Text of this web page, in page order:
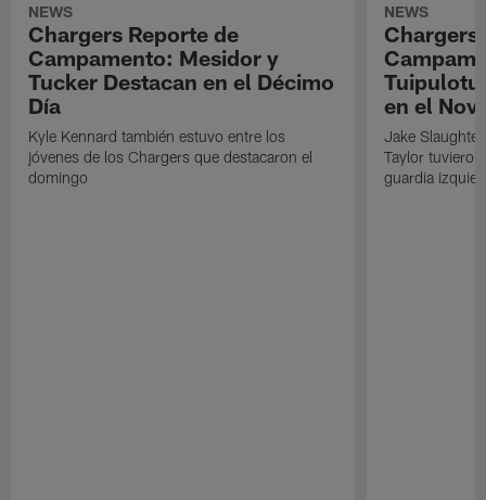
NEWS
Chargers Reporte de
Campamento: Mesidor y
Tucker Destacan en el Décimo
Día
Kyle Kennard también estuvo entre los
jóvenes de los Chargers que destacaron el
domingo
NEWS
Chargers
Tuipulotu
en el
Jake
Taylor
guardia